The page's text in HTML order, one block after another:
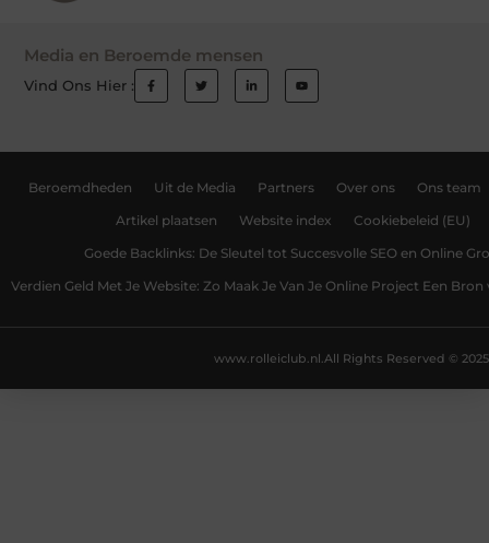
Media en Beroemde mensen
Vind Ons Hier :
Beroemdheden Uit de Media Partners Over ons Ons team
Artikel plaatsen Website index Cookiebeleid (EU)
Goede Backlinks: De Sleutel tot Succesvolle SEO en Online
Verdien Geld Met Je Website: Zo Maak Je Van Je Online Project Een
All Rights Reserved © 2025
www.rolleiclub.nl.